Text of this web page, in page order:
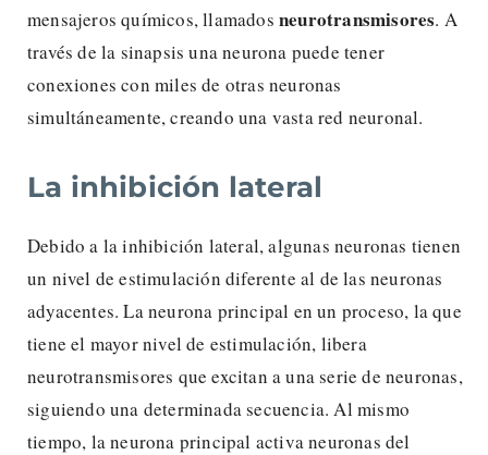
mensajeros químicos, llamados neurotransmisores. A
través de la sinapsis una neurona puede tener
conexiones con miles de otras neuronas
simultáneamente, creando una vasta red neuronal.
La inhibición lateral
Debido a la inhibición lateral, algunas neuronas tienen
un nivel de estimulación diferente al de las neuronas
adyacentes. La neurona principal en un proceso, la que
tiene el mayor nivel de estimulación, libera
neurotransmisores que excitan a una serie de neuronas,
siguiendo una determinada secuencia. Al mismo
tiempo, la neurona principal activa neuronas del